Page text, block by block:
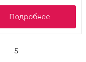
Подробнее
5